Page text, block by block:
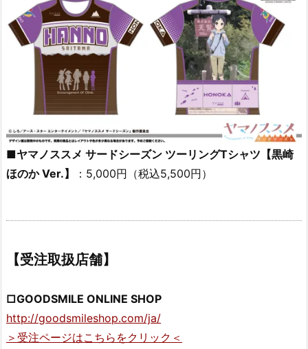
■ヤマノススメ サードシーズン ツーリングTシャツ【黒崎
ほのか Ver.】
：5,000円（税込5,500円）
【受注取扱店舗】
□GOODSMILE ONLINE SHOP
http://goodsmileshop.com/ja/
＞受注ページはこちらをクリック＜